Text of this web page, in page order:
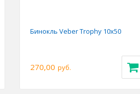
Бинокль Veber Trophy 10х50
270,00 руб.